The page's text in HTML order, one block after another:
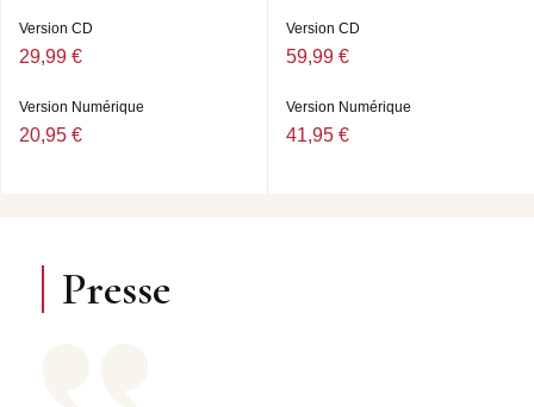
Version CD
29,99 €
Version Numérique
20,95 €
Version CD
59,99 €
Version Numérique
41,95 €
Presse